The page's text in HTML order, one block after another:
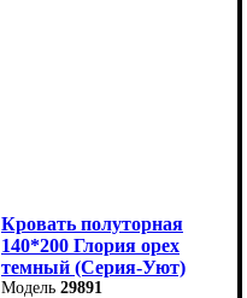
Кровать полуторная
140*200 Глория орех
темный (Серия-Уют)
29891